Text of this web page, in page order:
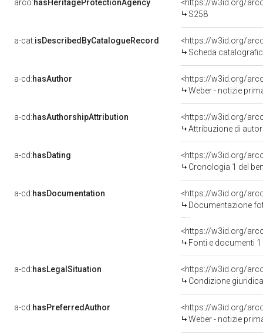
arco:hasHeritageProtectionAgency
<https://w3id.org/
S258
a-cat:isDescribedByCatalogueRecord
<https://w3id.org/
Scheda
a-cd:hasAuthor
<https://w3id.org/
Weber - notizie
a-cd:hasAuthorshipAttribution
<https://w3id.org/
Attribuzione di
a-cd:hasDating
<https://w3id.org/
Cronologia 1 del
a-cd:hasDocumentation
Documentazione
<https://w3id.org/
Fonti e documenti
a-cd:hasLegalSituation
<https://w3id.org/
Condizione
a-cd:hasPreferredAuthor
<https://w3id.org/
Weber - notizie